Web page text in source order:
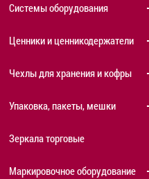
Системы оборудования
Ценники и ценникодержатели
Чехлы для хранения и кофры
Упаковка, пакеты, мешки
Зеркала торговые
Маркировочное оборудование